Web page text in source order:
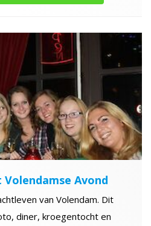
Avond
van Volendam. Dit
diner, kroegentocht en